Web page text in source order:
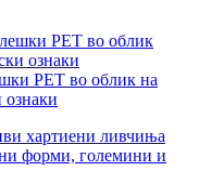
PET во облик на
ознаки